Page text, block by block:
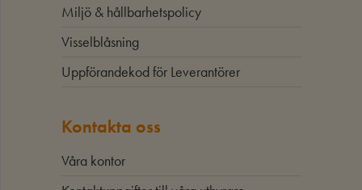
Miljö & hållbarhetspolicy
Visselblåsning
Uppförandekod för Leverantörer
Kontakta oss
Våra kontor